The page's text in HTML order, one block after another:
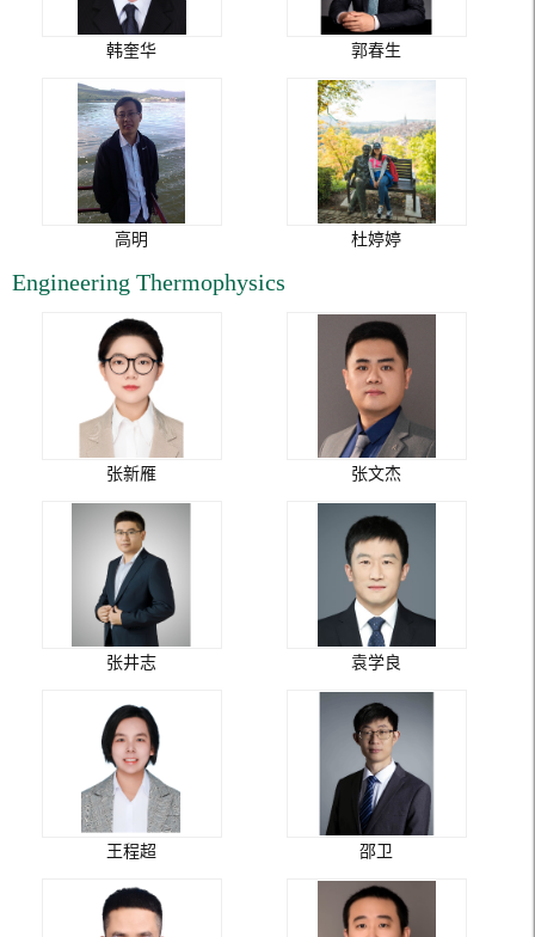
韩奎华 郭春生
高明 杜婷婷
Engineering Thermophysics
张新雁 张文杰
张井志 袁学良
王程超 邵卫